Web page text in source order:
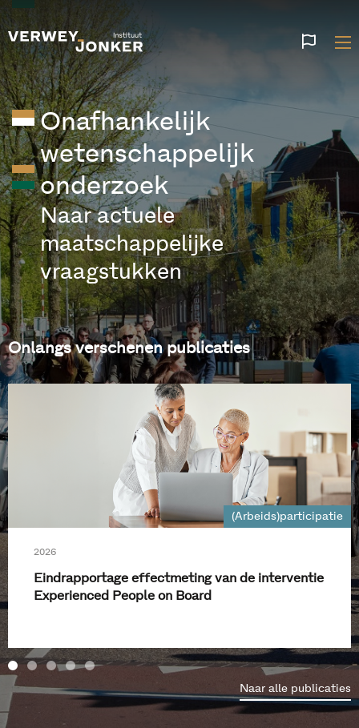
Onafhankelijk
wetenschappelijk
onderzoek
Naar actuele
maatschappelijke
vraagstukken
Onlangs verschenen publicaties
(Arbeids)participatie
2026
Eindrapportage effectmeting van de interventie
Experienced People on Board
Naar alle publicaties